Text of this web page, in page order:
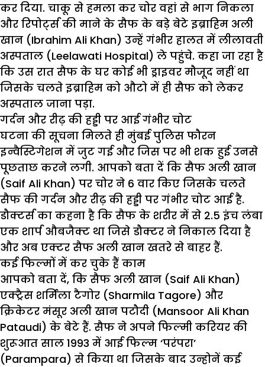
कर दिया. चाकू से हमला कर चोर वहां से भाग निकला
और रिपोर्ट्स की माने के सैफ के बड़े बेटे इब्राहिम अली
खान (Ibrahim Ali Khan) उन्हें गंभीर हालत में लीलावती
अस्पताल (Leelawati Hospital) ले पहुंचे. कहा जा रहा है
कि उस रात सैफ के घर कोई भी ड्राइवर मौजूद नहीं था
जिसके चलते इब्राहिम को औटो में ही सैफ को लेकर
अस्पताल जाना पड़ा.
गर्दन और रीढ़ की हड्डी पर आई गंभीर चोट
घटना की सूचना मिलते ही मुंबई पुलिस फौरन
इन्वैस्टिगेशन में जुट गई और जिस पर भी शक हुई उनसे
पूछताछ करने लगी. आपको बता दें कि सैफ अली खान
(Saif Ali Khan) पर चोर ने 6 वार किए जिसके चलते
सैफ की गर्दन और रीढ़ की हड्डी पर गंभीर चोट आई है.
डौक्टर्स का कहना है कि सैफ के शरीर में से 2.5 इंच लंबा
एक शार्प औबजैक्ट था जिसे डौक्टर ने निकाल दिया है
और अब एक्टर सैफ अली खान खतरे से बाहर हैं.
कई फिल्मों में कर चुके हैं काम
आपको बता दें, कि सैफ अली खान (Saif Ali Khan)
एक्ट्रैस शर्मिला टैगोर (Sharmila Tagore) और
क्रिकेटर मंसूर अली खान पटौदी (Mansoor Ali Khan
Pataudi) के बेटे हैं. सैफ ने अपने फिल्मी करियर की
शुरूआत साल 1993 में आई फिल्म ‘परंपरा’
(Parampara) से किया था जिसके बाद उन्होनें कई